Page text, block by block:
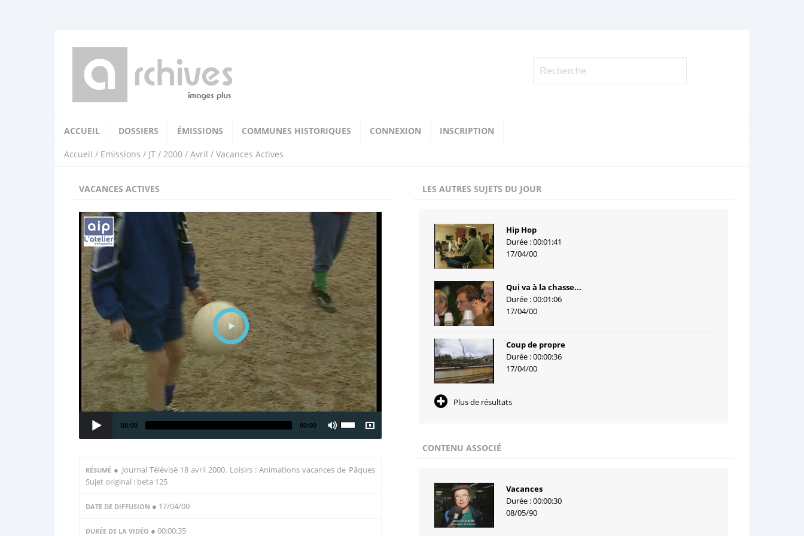
ACCUEIL DOSSIERS ÉMISSIONS COMMUNES HISTORIQUES CONNEXION INSCRIPTION
Accueil / Emissions / JT / 2000 / Avril / Vacances Actives
VACANCES ACTIVES
00:00 00:00
RÉSUMÉ ● Journal Télévisé 18 avril 2000. Loisirs : Animations vacances de Pâques
Sujet original : beta 125
DATE DE DIFFUSION ● 17/04/00
DURÉE DE LA VIDÉO ● 00:00:35
LES AUTRES SUJETS DU JOUR
Hip Hop
Durée : 00:01:41
17/04/00
Qui va à la chasse...
Durée : 00:01:06
17/04/00
Coup de propre
Durée : 00:00:36
17/04/00
Plus de résultats
CONTENU ASSOCIÉ
Vacances
Durée : 00:00:30
08/05/90